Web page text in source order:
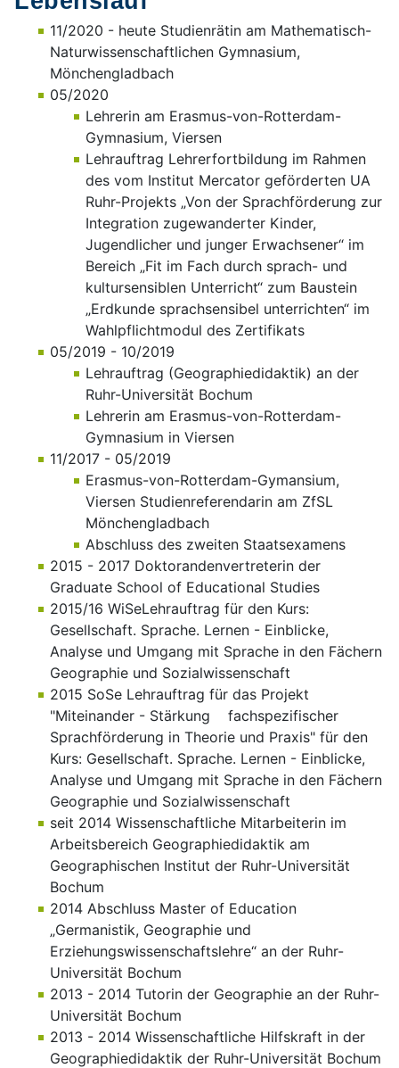
11/2020 - heute Studienrätin am Mathematisch-
Naturwissenschaftlichen Gymnasium,
Mönchengladbach
05/2020
Lehrerin am Erasmus-von-Rotterdam-
Gymnasium, Viersen
Lehrauftrag Lehrerfortbildung im Rahmen
des vom Institut Mercator geförderten UA
Ruhr-Projekts „Von der Sprachförderung zur
Integration zugewanderter Kinder,
Jugendlicher und junger Erwachsener“ im
Bereich „Fit im Fach durch sprach- und
kultursensiblen Unterricht“ zum Baustein
„Erdkunde sprachsensibel unterrichten“ im
Wahlpflichtmodul des Zertifikats
05/2019 - 10/2019
Lehrauftrag (Geographiedidaktik) an der
Ruhr-Universität Bochum
Lehrerin am Erasmus-von-Rotterdam-
Gymnasium in Viersen
11/2017 - 05/2019
Erasmus-von-Rotterdam-Gymansium,
Viersen Studienreferendarin am ZfSL
Mönchengladbach
Abschluss des zweiten Staatsexamens
2015 - 2017 Doktorandenvertreterin der
Graduate School of Educational Studies
2015/16 WiSeLehrauftrag für den Kurs:
Gesellschaft. Sprache. Lernen - Einblicke,
Analyse und Umgang mit Sprache in den Fächern
Geographie und Sozialwissenschaft
2015 SoSe Lehrauftrag für das Projekt
"Miteinander - Stärkung fachspezifischer
Sprachförderung in Theorie und Praxis" für den
Kurs: Gesellschaft. Sprache. Lernen - Einblicke,
Analyse und Umgang mit Sprache in den Fächern
Geographie und Sozialwissenschaft
seit 2014 Wissenschaftliche Mitarbeiterin im
Arbeitsbereich Geographiedidaktik am
Geographischen Institut der Ruhr-Universität
Bochum
2014 Abschluss Master of Education
„Germanistik, Geographie und
Erziehungswissenschaftslehre“ an der Ruhr-
Universität Bochum
2013 - 2014 Tutorin der Geographie an der Ruhr-
Universität Bochum
2013 - 2014 Wissenschaftliche Hilfskraft in der
Geographiedidaktik der Ruhr-Universität Bochum